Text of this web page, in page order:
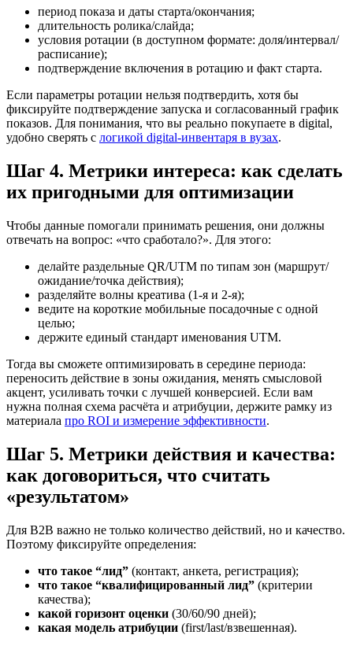
период показа и даты старта/окончания;
длительность ролика/слайда;
условия ротации (в доступном формате: доля/интервал/
расписание);
подтверждение включения в ротацию и факт старта.
Если параметры ротации нельзя подтвердить, хотя бы
фиксируйте подтверждение запуска и согласованный график
показов. Для понимания, что вы реально покупаете в digital,
удобно сверять с логикой digital-инвентаря в вузах.
Шаг 4. Метрики интереса: как сделать
их пригодными для оптимизации
Чтобы данные помогали принимать решения, они должны
отвечать на вопрос: «что сработало?». Для этого:
делайте раздельные QR/UTM по типам зон (маршрут/
ожидание/точка действия);
разделяйте волны креатива (1-я и 2-я);
ведите на короткие мобильные посадочные с одной
целью;
держите единый стандарт именования UTM.
Тогда вы сможете оптимизировать в середине периода:
переносить действие в зоны ожидания, менять смысловой
акцент, усиливать точки с лучшей конверсией. Если вам
нужна полная схема расчёта и атрибуции, держите рамку из
материала про ROI и измерение эффективности.
Шаг 5. Метрики действия и качества:
как договориться, что считать
«результатом»
Для B2B важно не только количество действий, но и качество.
Поэтому фиксируйте определения:
что такое “лид” (контакт, анкета, регистрация);
что такое “квалифицированный лид” (критерии
качества);
какой горизонт оценки (30/60/90 дней);
какая модель атрибуции (first/last/взвешенная).